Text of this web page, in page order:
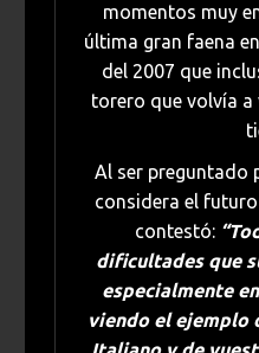
momentos muy
última gran faena
del 2007 que
torero que volvía a
Al ser preguntado
considera el
contestó:
dificultades que
especialmente
viendo el ejemplo